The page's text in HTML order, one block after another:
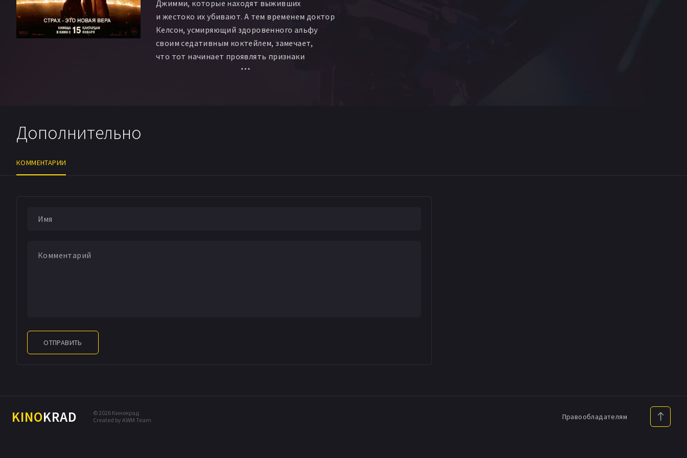
Джимми, которые находят выживших
и жестоко их убивают. А тем временем доктор
Келсон, усмиряющий здоровенного альфу
своим седативным коктейлем, замечает,
что тот начинает проявлять признаки
Дополнительно
КОММЕНТАРИИ
ОТПРАВИТЬ
KINOKRAD
© 2026 Кинокрад
Created by AWM Team
Правообладателям